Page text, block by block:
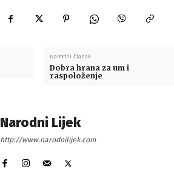
Naredni članak
Dobra hrana za um i
raspoloženje
Narodni Lijek
http://www.narodnilijek.com